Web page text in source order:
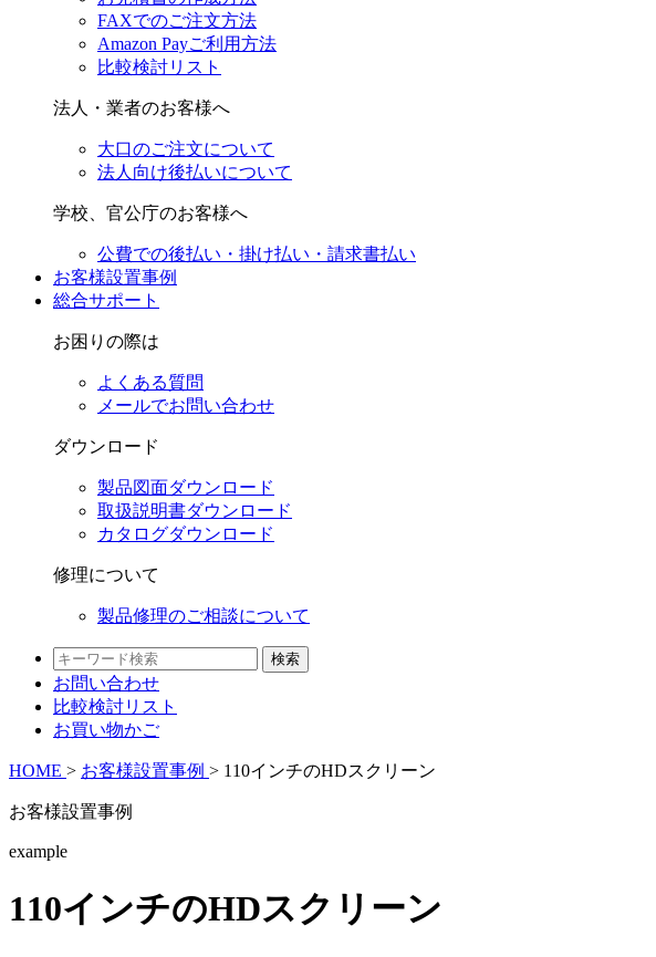
FAXでのご注文方法
Amazon Payご利用方法
比較検討リスト
法人・業者のお客様へ
大口のご注文について
法人向け後払いについて
学校、官公庁のお客様へ
公費での後払い・掛け払い・請求書払い
お客様設置事例
総合サポート
お困りの際は
よくある質問
メールでお問い合わせ
ダウンロード
製品図面ダウンロード
取扱説明書ダウンロード
カタログダウンロード
修理について
製品修理のご相談について
検索
お問い合わせ
比較検討リスト
お買い物かご
HOME > お客様設置事例 > 110インチのHDスクリーン
お客様設置事例
example
110インチのHDスクリーン